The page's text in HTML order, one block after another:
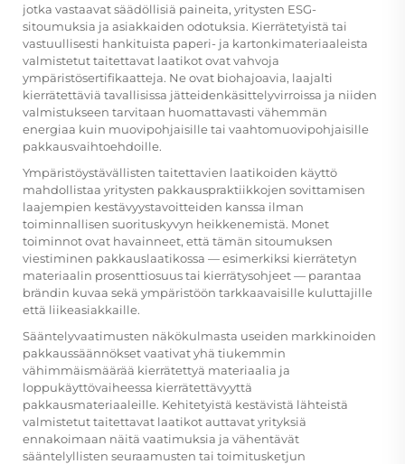
jotka vastaavat säädöllisiä paineita, yritysten ESG-
sitoumuksia ja asiakkaiden odotuksia. Kierrätetyistä tai
vastuullisesti hankituista paperi- ja kartonkimateriaaleista
valmistetut taitettavat laatikot ovat vahvoja
ympäristösertifikaatteja. Ne ovat biohajoavia, laajalti
kierrätettäviä tavallisissa jätteidenkäsittelyvirroissa ja niiden
valmistukseen tarvitaan huomattavasti vähemmän
energiaa kuin muovipohjaisille tai vaahtomuovipohjaisille
pakkausvaihtoehdoille.
Ympäristöystävällisten taitettavien laatikoiden käyttö
mahdollistaa yritysten pakkauspraktiikkojen sovittamisen
laajempien kestävyystavoitteiden kanssa ilman
toiminnallisen suorituskyvyn heikkenemistä. Monet
toiminnot ovat havainneet, että tämän sitoumuksen
viestiminen pakkauslaatikossa — esimerkiksi kierrätetyn
materiaalin prosenttiosuus tai kierrätysohjeet — parantaa
brändin kuvaa sekä ympäristöön tarkkaavaisille kuluttajille
että liikeasiakkaille.
Sääntelyvaatimusten näkökulmasta useiden markkinoiden
pakkaussäännökset vaativat yhä tiukemmin
vähimmäismäärää kierrätettyä materiaalia ja
loppukäyttövaiheessa kierrätettävyyttä
pakkausmateriaaleille. Kehitetyistä kestävistä lähteistä
valmistetut taitettavat laatikot auttavat yrityksiä
ennakoimaan näitä vaatimuksia ja vähentävät
sääntelyllisten seuraamusten tai toimitusketjun